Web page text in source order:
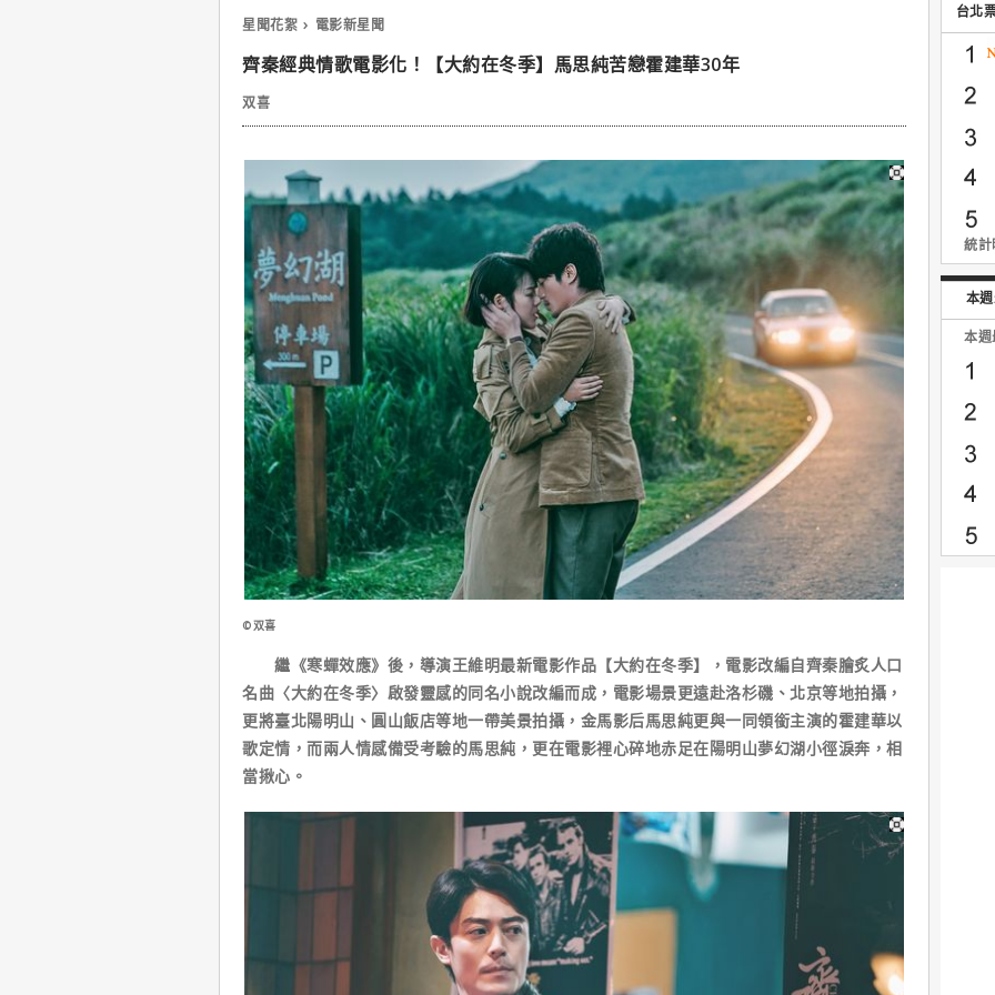
星聞花絮 電影新星聞
齊秦經典情歌電影化！【大約在冬季】馬思純苦戀霍建華30年
双喜
©双喜
繼《寒蟬效應》後，導演王維明最新電影作品【大約在冬季】，電影改編自齊秦膾炙人口
名曲〈大約在冬季〉啟發靈感的同名小說改編而成，電影場景更遠赴洛杉磯、北京等地拍攝，
更將臺北陽明山、圓山飯店等地一帶美景拍攝，金馬影后馬思純更與一同領銜主演的霍建華以
歌定情，而兩人情感備受考驗的馬思純，更在電影裡心碎地赤足在陽明山夢幻湖小徑淚奔，相
當揪心。
台北
統
本
本